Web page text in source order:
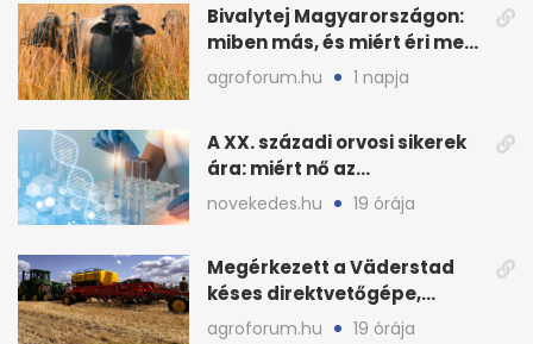
Bivalytej Magyarországon:
miben más, és miért éri meg
feldolgozni?
agroforum.hu 1 napja
A XX. századi orvosi sikerek
ára: miért nő az
egészségügy súlya?
novekedes.hu 19 órája
Megérkezett a Väderstad
késes direktvetőgépe,
bemutatón is látható
agroforum.hu 19 órája